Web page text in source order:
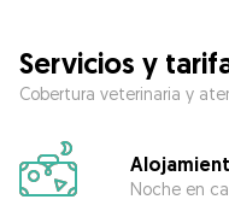
Servicios y
Cobertura veterinaria y
Noche en